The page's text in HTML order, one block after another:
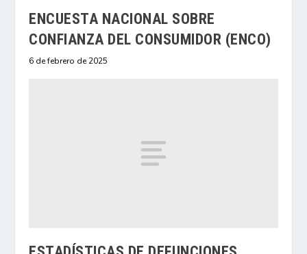
ENCUESTA NACIONAL SOBRE
CONFIANZA DEL CONSUMIDOR (ENCO)
6 de febrero de 2025